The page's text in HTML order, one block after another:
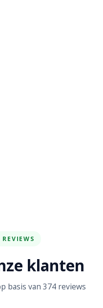
klanten
basis van 374 reviews